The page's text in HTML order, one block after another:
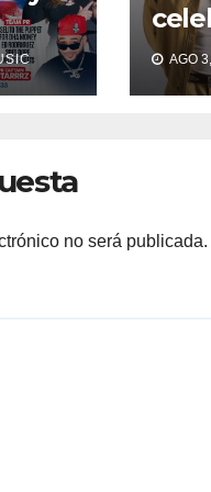
de
enAGO
no será publicada.